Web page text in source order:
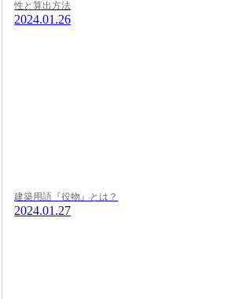
性と算出方法
2024.01.26
建築用語『役物』とは？
2024.01.27